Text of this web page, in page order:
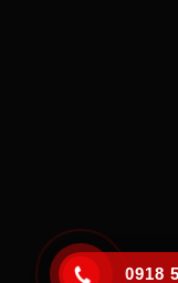
0918